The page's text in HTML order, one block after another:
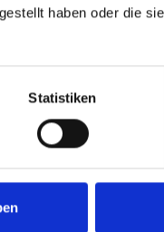
haben oder die
Statistiken
0 0 0 -
G+
35 18 17 51.4